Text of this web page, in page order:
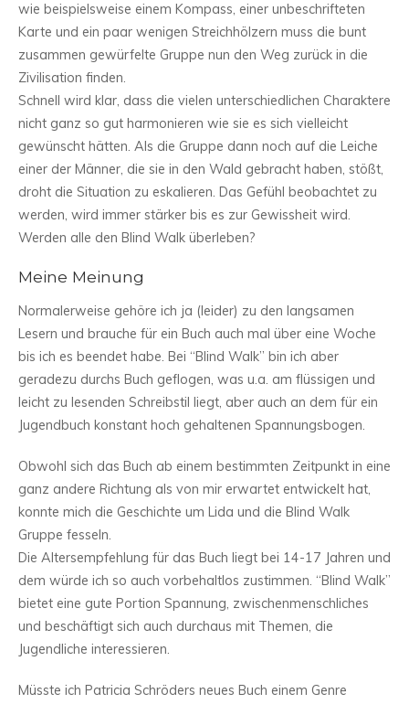
wie beispielsweise einem Kompass, einer unbeschrifteten
Karte und ein paar wenigen Streichhölzern muss die bunt
zusammen gewürfelte Gruppe nun den Weg zurück in die
Zivilisation finden.
Schnell wird klar, dass die vielen unterschiedlichen Charaktere
nicht ganz so gut harmonieren wie sie es sich vielleicht
gewünscht hätten. Als die Gruppe dann noch auf die Leiche
einer der Männer, die sie in den Wald gebracht haben, stößt,
droht die Situation zu eskalieren. Das Gefühl beobachtet zu
werden, wird immer stärker bis es zur Gewissheit wird.
Werden alle den Blind Walk überleben?
Meine Meinung
Normalerweise gehöre ich ja (leider) zu den langsamen
Lesern und brauche für ein Buch auch mal über eine Woche
bis ich es beendet habe. Bei “Blind Walk” bin ich aber
geradezu durchs Buch geflogen, was u.a. am flüssigen und
leicht zu lesenden Schreibstil liegt, aber auch an dem für ein
Jugendbuch konstant hoch gehaltenen Spannungsbogen.
Obwohl sich das Buch ab einem bestimmten Zeitpunkt in eine
ganz andere Richtung als von mir erwartet entwickelt hat,
konnte mich die Geschichte um Lida und die Blind Walk
Gruppe fesseln.
Die Altersempfehlung für das Buch liegt bei 14-17 Jahren und
dem würde ich so auch vorbehaltlos zustimmen. “Blind Walk”
bietet eine gute Portion Spannung, zwischenmenschliches
und beschäftigt sich auch durchaus mit Themen, die
Jugendliche interessieren.
Müsste ich Patricia Schröders neues Buch einem Genre